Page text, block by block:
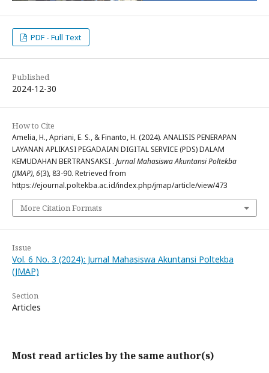
PDF - Full Text
Published
2024-12-30
How to Cite
Amelia, H., Apriani, E. S., & Finanto, H. (2024). ANALISIS PENERAPAN
LAYANAN APLIKASI PEGADAIAN DIGITAL SERVICE (PDS) DALAM
KEMUDAHAN BERTRANSAKSI . Jurnal Mahasiswa Akuntansi Poltekba
(JMAP),6(3), 83-90. Retrieved from
https://ejournal.poltekba.ac.id/index.php/jmap/article/view/473
More Citation Formats
Issue
Vol. 6 No. 3 (2024): Jurnal Mahasiswa Akuntansi Poltekba
(JMAP)
Section
Articles
Most read articles by the same author(s)